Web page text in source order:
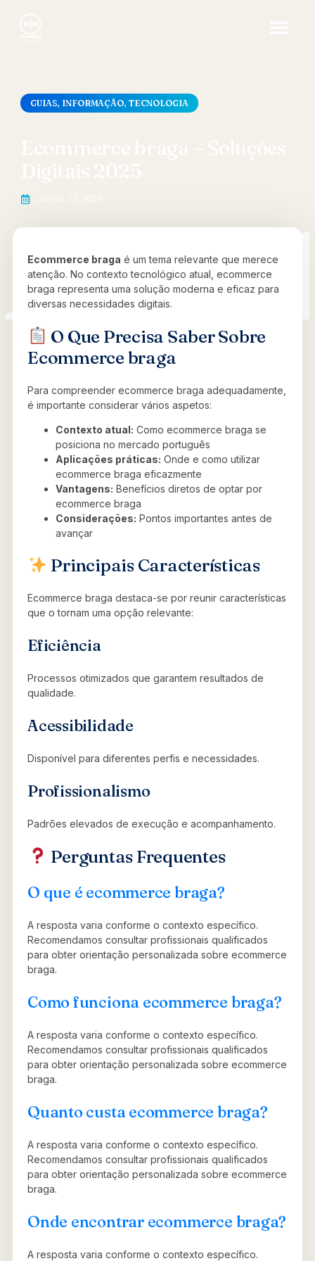
GUIAS, INFORMAÇÃO, TECNOLOGIA
Ecommerce braga é um tema relevante que merece
atenção. No contexto tecnológico atual, ecommerce
braga representa uma solução moderna e eficaz para
diversas necessidades digitais.
O Que Precisa Saber Sobre
Ecommerce braga
Para compreender ecommerce braga adequadamente,
é importante considerar vários aspetos:
Contexto atual: Como ecommerce braga se
posiciona no mercado português
Aplicações práticas: Onde e como utilizar
ecommerce braga eficazmente
Vantagens: Benefícios diretos de optar por
ecommerce braga
Considerações: Pontos importantes antes de
avançar
Principais Características
Ecommerce braga destaca-se por reunir características
que o tornam uma opção relevante:
Eficiência
Processos otimizados que garantem resultados de
qualidade.
Acessibilidade
Disponível para diferentes perfis e necessidades.
Profissionalismo
Padrões elevados de execução e acompanhamento.
Perguntas Frequentes
O que é ecommerce braga?
A resposta varia conforme o contexto específico.
Recomendamos consultar profissionais qualificados
para obter orientação personalizada sobre ecommerce
braga.
Como funciona ecommerce braga?
A resposta varia conforme o contexto específico.
Recomendamos consultar profissionais qualificados
para obter orientação personalizada sobre ecommerce
braga.
Quanto custa ecommerce braga?
A resposta varia conforme o contexto específico.
Recomendamos consultar profissionais qualificados
para obter orientação personalizada sobre ecommerce
braga.
Onde encontrar ecommerce braga?
A resposta varia conforme o contexto específico.